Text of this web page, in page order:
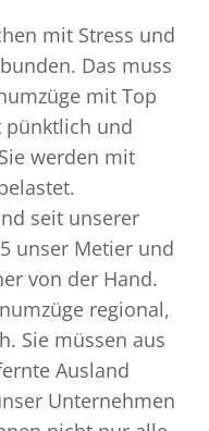
mit Stress und
Das muss
mit Top
pünktlich und
werden mit
seit unserer
unser Metier und
von der Hand.
regional,
Sie müssen aus
Ausland
Unternehmen